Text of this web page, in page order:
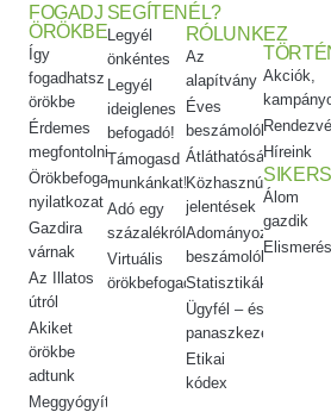
FOGADJ
ÖRÖKBE
Így
fogadhatsz
örökbe
Érdemes
megfontolni
Örökbefogadói
nyilatkozat
Gazdira
várnak
Az Illatos
útról
Akiket
örökbe
adtunk
Meggyógyítottuk
SEGÍTENÉL?
Legyél
önkéntes
Legyél
ideiglenes
befogadó!
Támogasd
munkánkat!
Adó egy
százalékról
Virtuális
örökbefogadás
RÓLUNK
Az
alapítvány
Éves
beszámolók
Átláthatóság
Közhasznúsági
jelentések
Adományozási
beszámolók
Statisztikák
Ügyfél – és
panaszkezelés
Etikai
kódex
EZ
Akciók,
Híreink
Álom
gazdik